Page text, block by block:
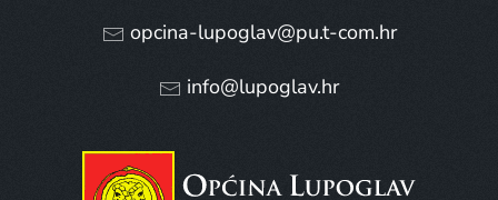
opcina-lupoglav@pu.t-com.hr
info@lupoglav.hr